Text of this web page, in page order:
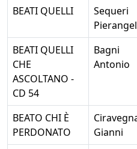
BEATI QUELLI
Sequeri
BEATI QUELLI
CHE
ASCOLTANO -
CD 54
Bagni
Antonio
BEATO CHI È
PERDONATO
Gianni